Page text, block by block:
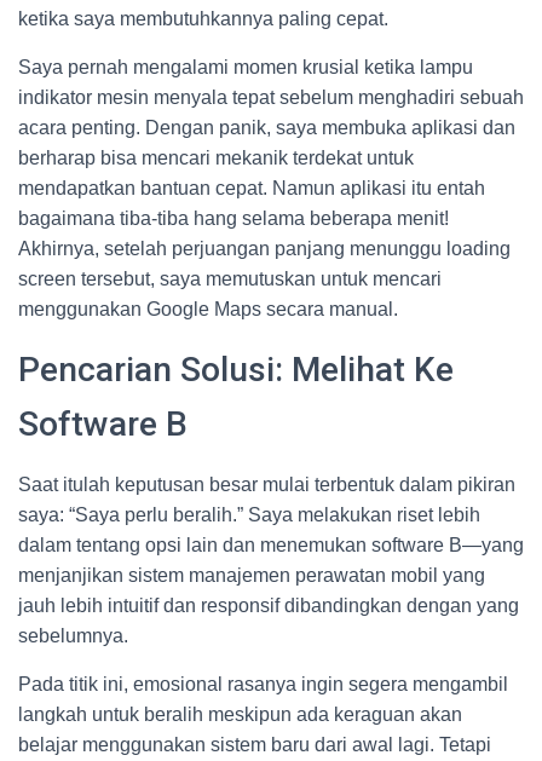
ketika saya membutuhkannya paling cepat.
Saya pernah mengalami momen krusial ketika lampu
indikator mesin menyala tepat sebelum menghadiri sebuah
acara penting. Dengan panik, saya membuka aplikasi dan
berharap bisa mencari mekanik terdekat untuk
mendapatkan bantuan cepat. Namun aplikasi itu entah
bagaimana tiba-tiba hang selama beberapa menit!
Akhirnya, setelah perjuangan panjang menunggu loading
screen tersebut, saya memutuskan untuk mencari
menggunakan Google Maps secara manual.
Pencarian Solusi: Melihat Ke
Software B
Saat itulah keputusan besar mulai terbentuk dalam pikiran
saya: “Saya perlu beralih.” Saya melakukan riset lebih
dalam tentang opsi lain dan menemukan software B—yang
menjanjikan sistem manajemen perawatan mobil yang
jauh lebih intuitif dan responsif dibandingkan dengan yang
sebelumnya.
Pada titik ini, emosional rasanya ingin segera mengambil
langkah untuk beralih meskipun ada keraguan akan
belajar menggunakan sistem baru dari awal lagi. Tetapi